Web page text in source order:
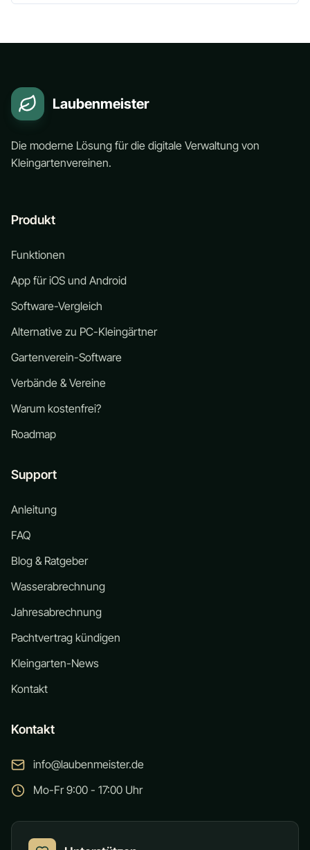
Laubenmeister
Die moderne Lösung für die digitale Verwaltung von
Kleingartenvereinen.
Produkt
Funktionen
App für iOS und Android
Software-Vergleich
Alternative zu PC-Kleingärtner
Gartenverein-Software
Verbände & Vereine
Warum kostenfrei?
Roadmap
Support
Anleitung
FAQ
Blog & Ratgeber
Wasserabrechnung
Jahresabrechnung
Pachtvertrag kündigen
Kleingarten-News
Kontakt
Kontakt
info@laubenmeister.de
Mo-Fr 9:00 - 17:00 Uhr